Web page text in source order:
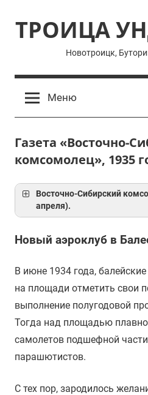
содержимому
ТРОИЦА
Новотроицк,
Меню
Газета «Восточно-
комсомолец», 1935
Восточно-Сибирский
апреля).
Новый аэроклуб в
В июне 1934 года,
на площади отметить свои
выполнение полугодовой
Тогда над площадью
самолетов подшефной
парашютистов.
С тех пор, зародилось